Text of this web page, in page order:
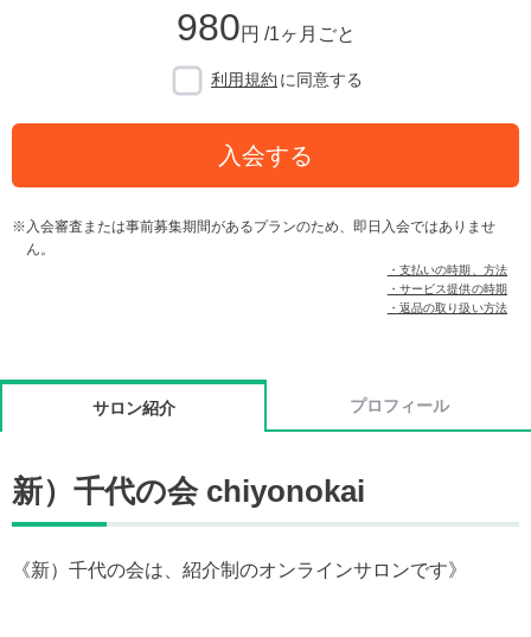
980円 /1ヶ月ごと
利用規約 に同意する
入会する
入会審査または事前募集期間があるプランのため、即日入会ではありませ
ん。
・支払いの時期、方法
・サービス提供の時期
・返品の取り扱い方法
サロン紹介 プロフィール
新）千代の会 chiyonokai
《新）千代の会は、紹介制のオンラインサロンです》